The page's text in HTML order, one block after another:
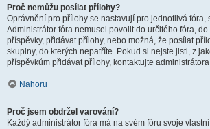
Proč nemůžu posílat přílohy?
Oprávnění pro přílohy se nastavují pro jednotlivá fóra,
Administrátor fóra nemusel povolit do určitého fóra,
příspěvky, přidávat přílohy, nebo možná, že posílat
skupiny, do kterých nepatříte. Pokud si nejste jisti, z
příspěvkům přidávat přílohy, kontaktujte
Nahoru
Proč jsem obdržel varování?
Každý administrátor fóra má na svém fóru svoje